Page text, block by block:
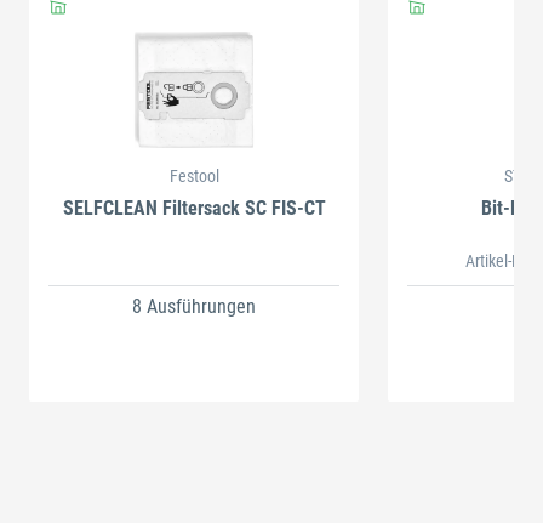
Festool
SELFCLEAN Filtersack SC FIS-CT
8 Ausführungen
Bit-
Artikel-Nr.